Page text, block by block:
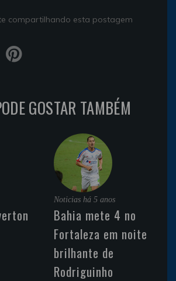
compartilhando esta postagem
GOSTAR TAMBÉM
Noticias há 5 anos
Bahia mete 4 no
Fortaleza em noite
brilhante de
Rodriguinho